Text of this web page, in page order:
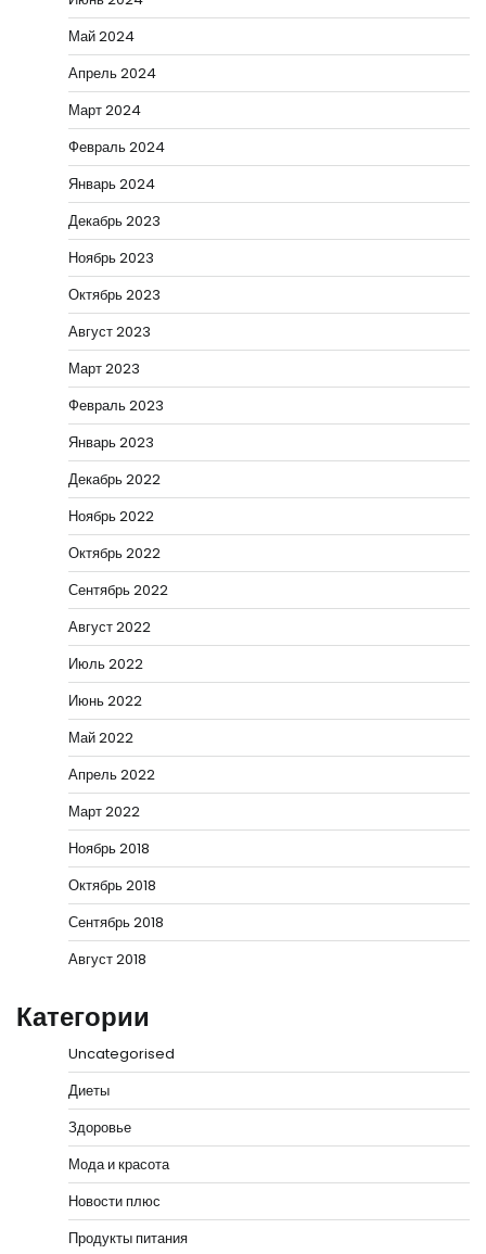
Май 2024
Апрель 2024
Март 2024
Февраль 2024
Январь 2024
Декабрь 2023
Ноябрь 2023
Октябрь 2023
Август 2023
Март 2023
Февраль 2023
Январь 2023
Декабрь 2022
Ноябрь 2022
Октябрь 2022
Сентябрь 2022
Август 2022
Июль 2022
Июнь 2022
Май 2022
Апрель 2022
Март 2022
Ноябрь 2018
Октябрь 2018
Сентябрь 2018
Август 2018
Категории
Uncategorised
Диеты
Здоровье
Мода и красота
Новости плюс
Продукты питания